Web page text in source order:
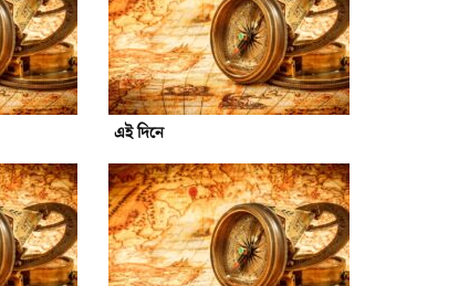
এই দিনে